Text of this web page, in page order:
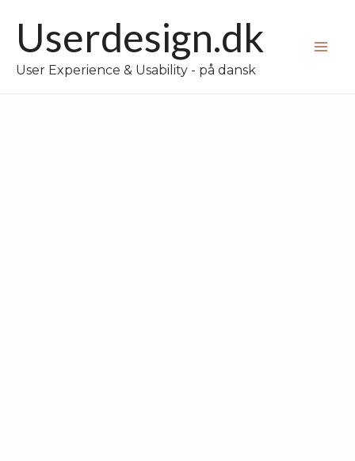
Userdesign.dk
User Experience & Usability - på dansk